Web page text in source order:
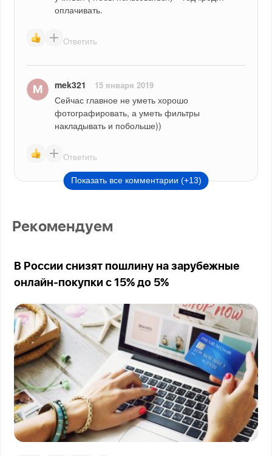
оплачивать.
Ответить
mek321 15 января 2019
Сейчас главное не уметь хорошо
фотографировать, а уметь фильтры
накладывать и побольше))
Ответить
Показать все комментарии (+13)
Рекомендуем
В России снизят пошлину на зарубежные
онлайн-покупки с 15% до 5%